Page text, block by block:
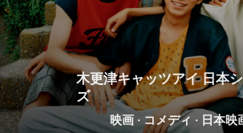
木更津キャッツアイ 日本
ズ
映画 · コメディ · 日本映